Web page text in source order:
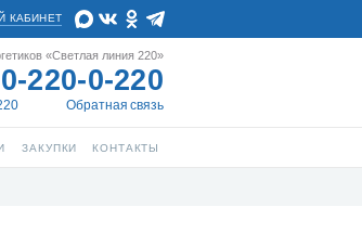
КАБИНЕТ
«Светлая линия 220»
220-0-220
Обратная связь
ЗАКУПКИ КОНТАКТЫ